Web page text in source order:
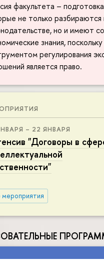
факультета –
не только разбираются
но и имеют
знания,
регулирования
является право.
– 22 ЯНВАРЯ
"Договоры в
мероприятия